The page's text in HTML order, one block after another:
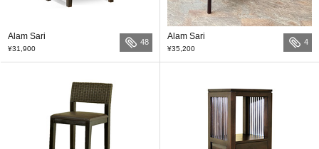
Alam Sari
¥31,900
48
Alam Sari
¥35,200
4